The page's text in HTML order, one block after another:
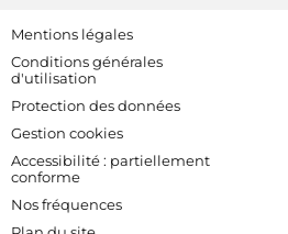
Footer bottom
Mentions légales
Conditions générales
d'utilisation
Protection des données
Gestion cookies
Accessibilité : partiellement
conforme
Nos fréquences